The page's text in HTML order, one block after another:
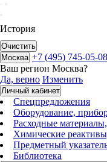
История
Очистить
Москва +7 (495) 745-05-08
Ваш регион Москва?
Да, верно Изменить
Личный кабинет
Спецпредложения
Оборудование,
Расходные
Химические
Предметный
Библиотека